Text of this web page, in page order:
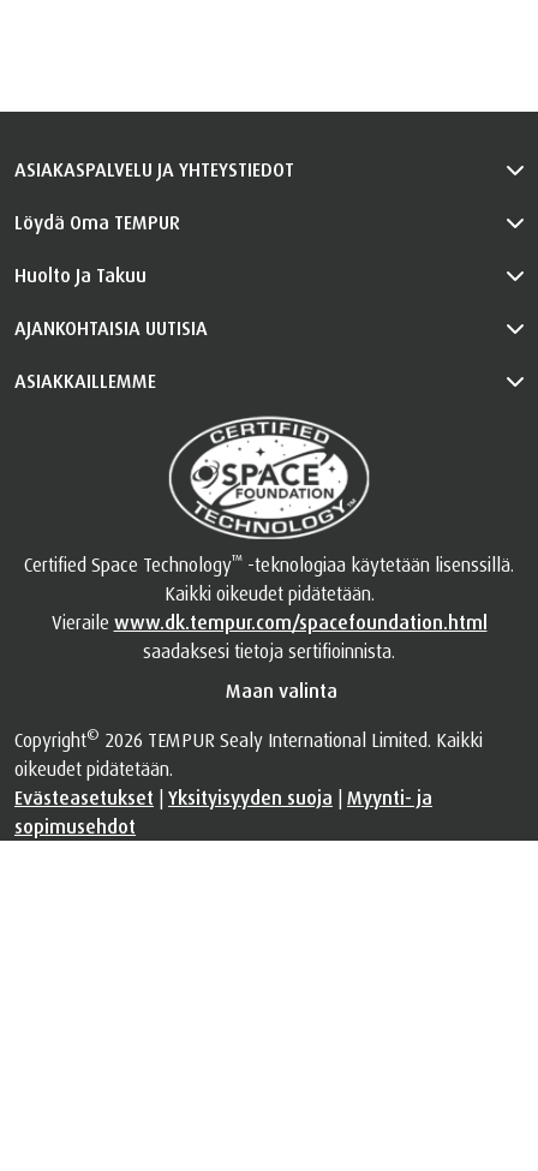
ASIAKASPALVELU JA YHTEYSTIEDOT
Löydä Oma TEMPUR
Huolto Ja Takuu
AJANKOHTAISIA UUTISIA
ASIAKKAILLEMME
Certified Space Technology™ -teknologiaa käytetään lisenssillä.
Kaikki oikeudet pidätetään.
Vieraile www.dk.tempur.com/spacefoundation.html
saadaksesi tietoja sertifioinnista.
Maan valinta
Copyright© 2026 TEMPUR Sealy International Limited. Kaikki
oikeudet pidätetään.
Evästeasetukset | Yksityisyyden suoja | Myynti- ja
sopimusehdot